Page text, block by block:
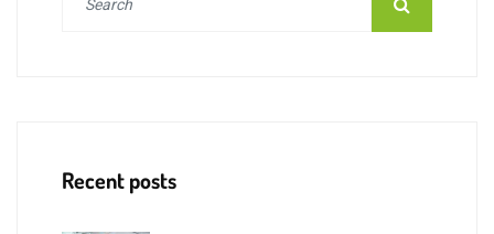
Recent posts